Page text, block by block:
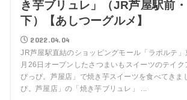
き芋ブリュレ」（JR芦屋駅前
下）【あしつーグルメ】
2022.04.04
JR芦屋駅直結のショッピングモール「ラポルテ
月26日オープンしたさつまいもスイーツのテイ
ぴっぴ。芦屋店」で焼き芋スイーツを食べてきま
ぴ。芦屋店」の「焼き芋ブリュレ」 ...